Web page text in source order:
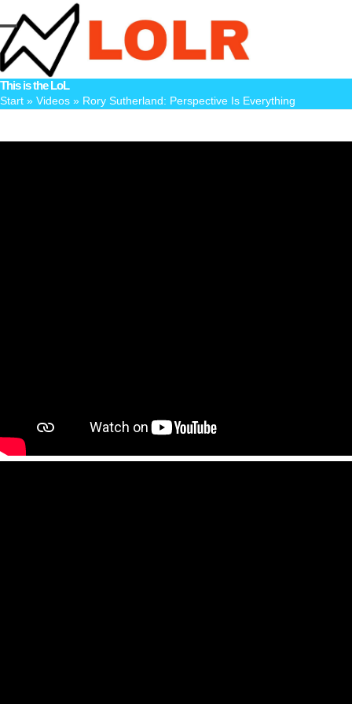
to
content
Open
mobile
menu
Close
mobile
menu
This is the LoL
Start » Videos » Rory Sutherland: Perspective Is Everything